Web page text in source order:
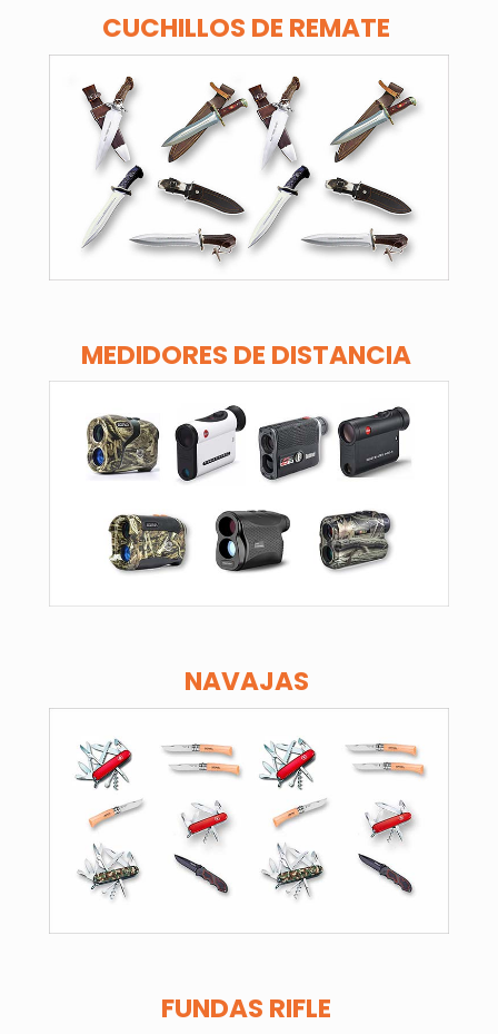
CUCHILLOS DE REMATE
MEDIDORES DE DISTANCIA
NAVAJAS
FUNDAS RIFLE